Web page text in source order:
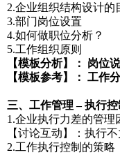
2.企业组织结构设计的
3.部门岗位设置
4.如何做职位分析？
5.工作组织原则
【模板分析】： 岗位
【模板参考】： 工作
三、工作管理 – 执行控
1.企业执行力差的管理
【讨论互动】：执行
2.工作执行控制的策略